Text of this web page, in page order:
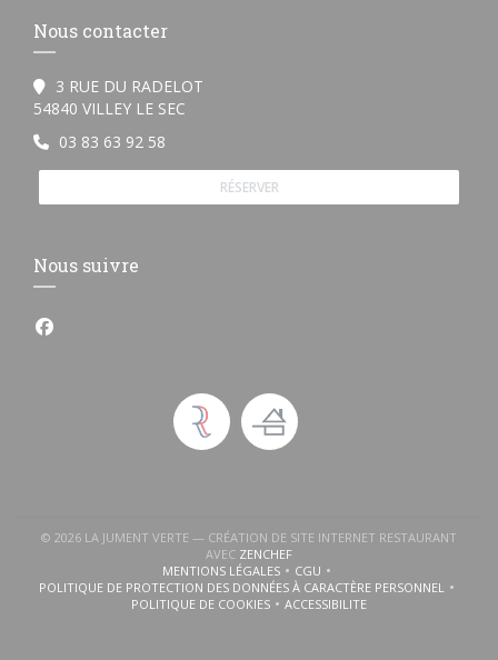
Nous contacter
3 RUE DU RADELOT
54840 VILLEY LE SEC
03 83 63 92 58
RÉSERVER
Nous suivre
Facebook ((ouvre une nouvelle fenêtre))
© 2026 LA JUMENT VERTE — CRÉATION DE SITE INTERNET RESTAURANT
AVEC ZENCHEF((OUVRE UNE NOUVELLE FENÊTRE))
MENTIONS LÉGALES((OUVRE UNE NOUVELLE FENÊTRE))
CGU((OUVRE UNE NOUVELLE
POLITIQUE DE PROTECTION DES DONNÉES À CARACTÈRE PERSONNEL
((OUVRE UNE NOUVELLE FENÊTRE))
POLITIQUE DE COOKIES((OUVRE UNE NOUVELLE FENÊTRE))
ACCESSIBILITE((OUVRE UNE NOUVELLE